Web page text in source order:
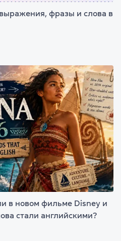
фразы и слова в
в новом фильме Disney и
стали английскими?